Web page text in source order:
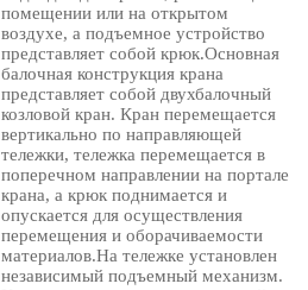
помещении или на открытом
воздухе, а подъемное устройство
представляет собой крюк.Основная
балочная конструкция крана
представляет собой двухбалочный
козловой кран. Кран перемещается
вертикально по направляющей
тележки, тележка перемещается в
поперечном направлении на портале
крана, а крюк поднимается и
опускается для осуществления
перемещения и оборачиваемости
материалов.На тележке установлен
независимый подъемный механизм.